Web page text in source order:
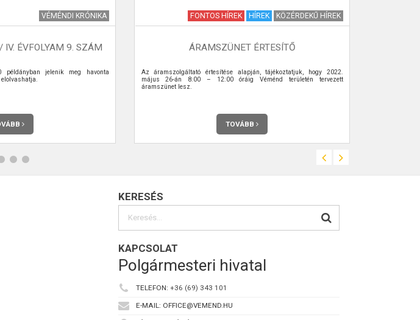
VÉMÉNDI KRÓNIKA
ÉVFOLYAM 9. SZÁM
jelenik meg havonta
elolvashatja.
FONTOS HÍREK HÍREK KÖZÉRDEKŰ HÍREK
ÁRAMSZÜNET ÉRTESÍTŐ
Az áramszolgáltató értesítése alapján, tájékoztatjuk, hogy 2022.
május 26-án 8:00 – 12:00 óráig Véménd területén tervezett
áramszünet lesz.
TOVÁBB
KERESÉS
KAPCSOLAT
Polgármesteri hivatal
TELEFON: +36 (69) 343 101
E-MAIL: OFFICE@VEMEND.HU